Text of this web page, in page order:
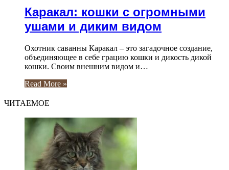
Каракал: кошки с огромными
ушами и диким видом
Охотник саванны Каракал – это загадочное создание,
объединяющее в себе грацию кошки и дикость дикой
кошки. Своим внешним видом и…
Read More »
ЧИТАЕМОЕ